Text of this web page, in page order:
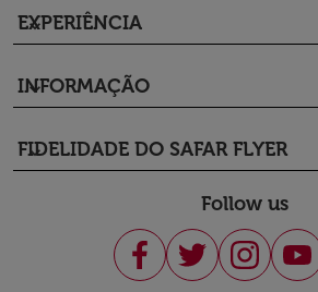
EXPERIÊNCIA
keyboard_arrow_down
INFORMAÇÃO
keyboard_arrow_down
FIDELIDADE DO SAFAR FLYER
keyboard_arrow_down
Follow us